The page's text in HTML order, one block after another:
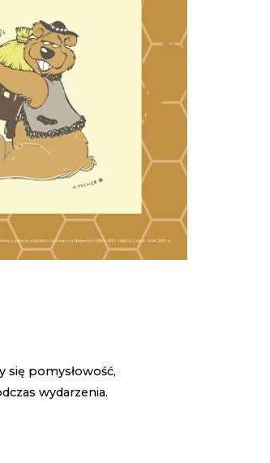
się pomysłowość,
wydarzenia.